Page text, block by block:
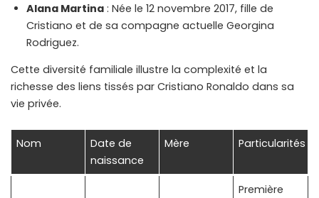
Alana Martina: Née le 12 novembre 2017, fille de
Cristiano et de sa compagne actuelle Georgina
Rodriguez.
Cette diversité familiale illustre la complexité et la
richesse des liens tissés par Cristiano Ronaldo dans sa
vie privée.
Nom
Date de
naissance
Mère Particularités
Première